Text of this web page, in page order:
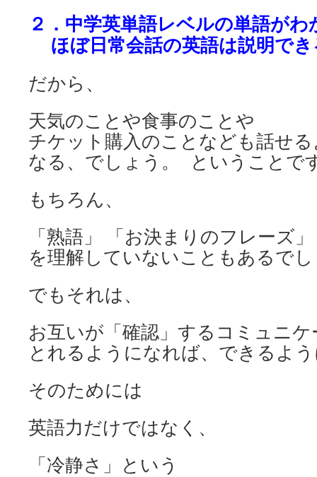
２．中学英単語レベルの単語がわ
ほぼ日常会話の英語は説明で
だから、
天気のことや食事のことや
チケット購入のことなども話せ
なる、でしょう。 ということで
もちろん、
「熟語」 「お決まりのフレーズ」
を理解していないこともあるで
でもそれは、
お互いが「確認」するコミュニ
とれるようになれば、できるよ
そのためには
英語力だけではなく、
「冷静さ」という